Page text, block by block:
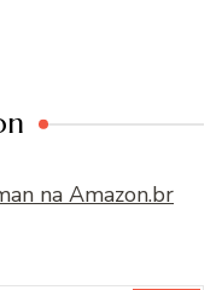
na Amazon.br